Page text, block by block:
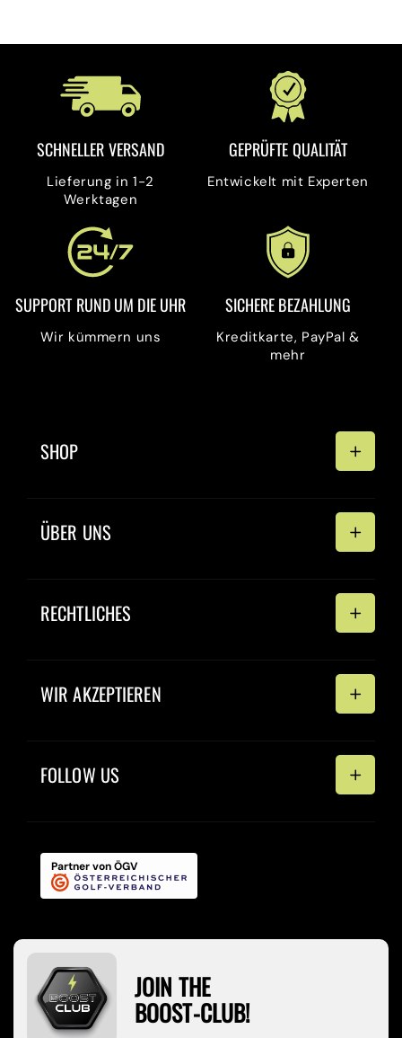
SCHNELLER VERSAND
Lieferung in 1-2
Werktagen
GEPRÜFTE QUALITÄT
Entwickelt mit Experten
SUPPORT RUND UM DIE UHR
Wir kümmern uns
SICHERE BEZAHLUNG
Kreditkarte, PayPal &
mehr
SHOP
Sorten
ÜBER UNS
FAQ
RECHTLICHES
Datenschutz
WIR AKZEPTIEREN
FOLLOW US
Partner von ÖGV
JOIN THE
BOOST-CLUB!